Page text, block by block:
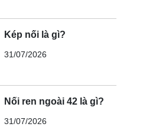
Kép nối là gì?
31/07/2026
Nối ren ngoài 42 là gì?
31/07/2026